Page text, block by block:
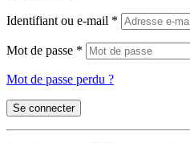
Identifiant ou e-mail *
Mot de passe *
Mot de passe perdu ?
Se connecter